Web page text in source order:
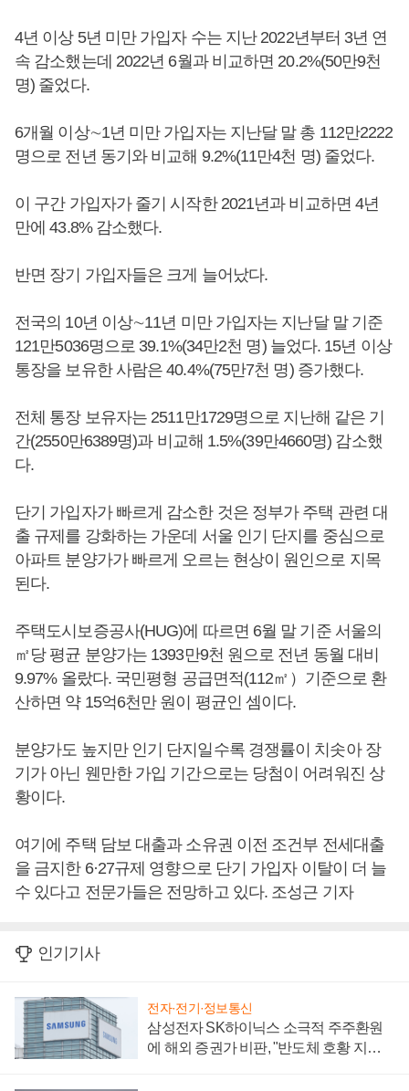
4년 이상 5년 미만 가입자 수는 지난 2022년부터 3년 연
속 감소했는데 2022년 6월과 비교하면 20.2%(50만9천
명) 줄었다.
6개월 이상∼1년 미만 가입자는 지난달 말 총 112만2222
명으로 전년 동기와 비교해 9.2%(11만4천 명) 줄었다.
이 구간 가입자가 줄기 시작한 2021년과 비교하면 4년
만에 43.8% 감소했다.
반면 장기 가입자들은 크게 늘어났다.
전국의 10년 이상∼11년 미만 가입자는 지난달 말 기준
121만5036명으로 39.1%(34만2천 명) 늘었다. 15년 이상
통장을 보유한 사람은 40.4%(75만7천 명) 증가했다.
전체 통장 보유자는 2511만1729명으로 지난해 같은 기
간(2550만6389명)과 비교해 1.5%(39만4660명) 감소했
다.
단기 가입자가 빠르게 감소한 것은 정부가 주택 관련 대
출 규제를 강화하는 가운데 서울 인기 단지를 중심으로
아파트 분양가가 빠르게 오르는 현상이 원인으로 지목
된다.
주택도시보증공사(HUG)에 따르면 6월 말 기준 서울의
㎡당 평균 분양가는 1393만9천 원으로 전년 동월 대비
9.97% 올랐다. 국민평형 공급면적(112㎡）기준으로 환
산하면 약 15억6천만 원이 평균인 셈이다.
분양가도 높지만 인기 단지일수록 경쟁률이 치솟아 장
기가 아닌 웬만한 가입 기간으로는 당첨이 어려워진 상
황이다.
여기에 주택 담보 대출과 소유권 이전 조건부 전세대출
을 금지한 6·27규제 영향으로 단기 가입자 이탈이 더 늘
수 있다고 전문가들은 전망하고 있다. 조성근 기자
인기기사
전자·전기·정보통신
삼성전자 SK하이닉스 소극적 주주환원
에 해외 증권가 비판, "반도체 호황 지속